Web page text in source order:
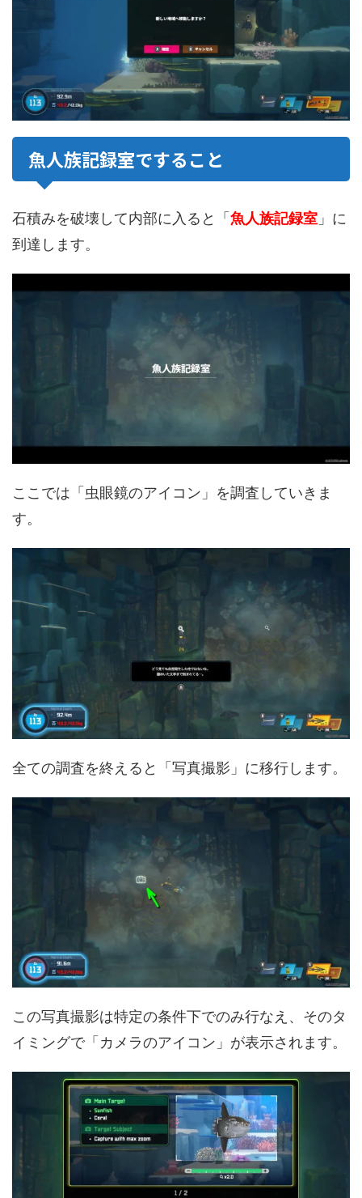
魚人族記録室ですること
石積みを破壊して内部に入ると「 魚人族記録室 」に
到達します。
ここでは「虫眼鏡のアイコン」を調査していきま
す。
全ての調査を終えると「写真撮影」に移行します。
この写真撮影は特定の条件下でのみ行なえ、そのタ
イミングで「カメラのアイコン」が表示されます。